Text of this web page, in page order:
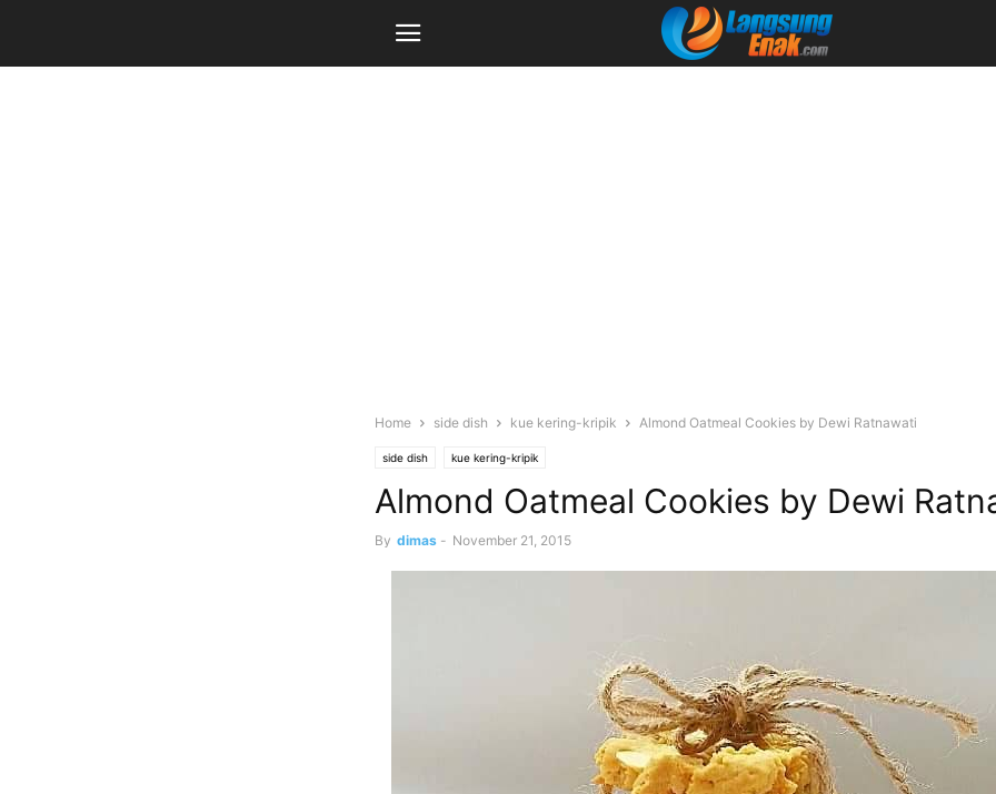
Home side dish kue kering-kripik Almond Oatmeal Cookies by Dewi Ratnawati
side dish kue kering-kripik
Almond Oatmeal Cookies by Dewi
By dimas - November 21, 2015